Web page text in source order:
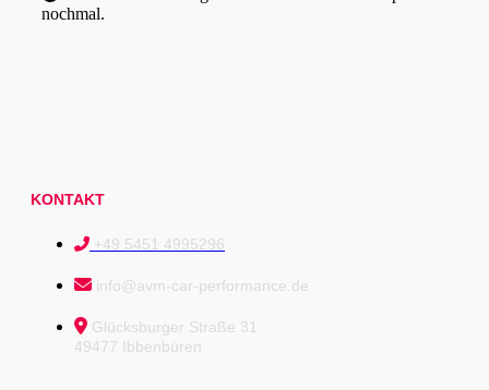
nochmal.
KONTAKT
+49 5451 4995296
info@avm-car-performance.de
Glücksburger Straße 31
49477 Ibbenbüren